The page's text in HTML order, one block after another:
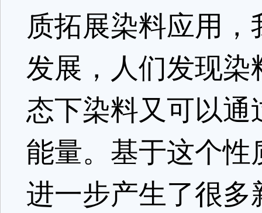
质拓展染料应用
发展，人们发现
态下染料又可以
能量。基于这个
进一步产生了很